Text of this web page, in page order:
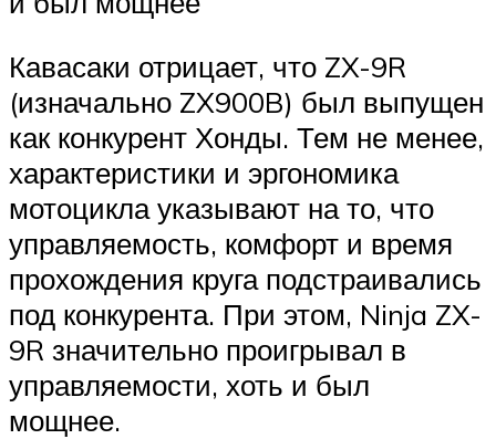
Кавасаки отрицает, что ZX-9R
(изначально ZX900B) был выпущен
как конкурент Хонды. Тем не менее,
характеристики и эргономика
мотоцикла указывают на то, что
управляемость, комфорт и время
прохождения круга подстраивались
под конкурента. При этом, Ninja ZX-
9R значительно проигрывал в
управляемости, хоть и был
мощнее.